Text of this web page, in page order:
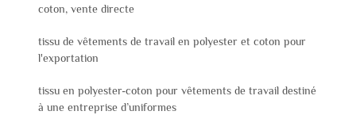
coton, vente directe
tissu de vêtements de travail en polyester et coton pour
l'exportation
tissu en polyester-coton pour vêtements de travail destiné
à une entreprise d’uniformes